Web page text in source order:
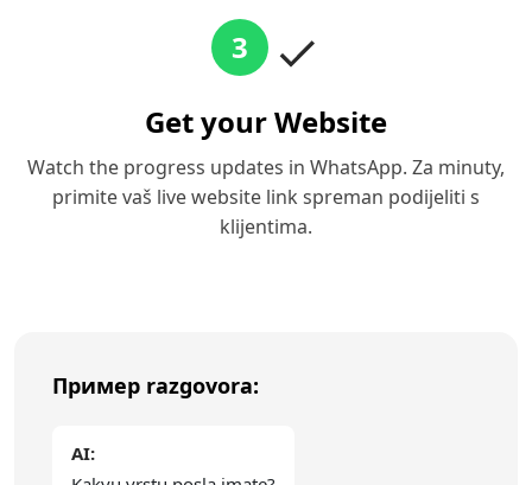
3
Get your Website
Watch the progress updates in WhatsApp. Za minuty,
primite vaš live website link spreman podijeliti s
klijentima.
Пример razgovora:
AI: